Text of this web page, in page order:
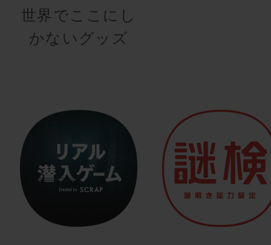
世界でここにし
かないグッズ